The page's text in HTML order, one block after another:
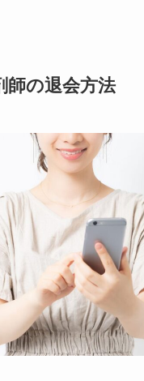
師の退会方法